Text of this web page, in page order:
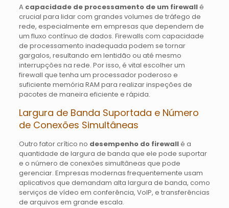
A capacidade de processamento de um firewallé
crucial para lidar com grandes volumes de tráfego de
rede, especialmente em empresas que dependem de
um fluxo contínuo de dados. Firewalls com capacidade
de processamento inadequada podem se tornar
gargalos, resultando em lentidão ou até mesmo
interrupções na rede. Por isso, é vital escolher um
firewall que tenha um processador poderoso e
suficiente memória RAM para realizar inspeções de
pacotes de maneira eficiente e rápida.
Largura de Banda Suportada e Número
de Conexões Simultâneas
Outro fator crítico no desempenho do firewallé a
quantidade de largura de banda que ele pode suportar
e o número de conexões simultâneas que pode
gerenciar. Empresas modernas frequentemente usam
aplicativos que demandam alta largura de banda, como
serviços de vídeo em conferência, VoIP, e transferências
de arquivos em grande escala.